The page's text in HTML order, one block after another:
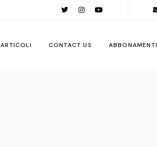
ARTICOLI CONTACT US ABBONAMENTI